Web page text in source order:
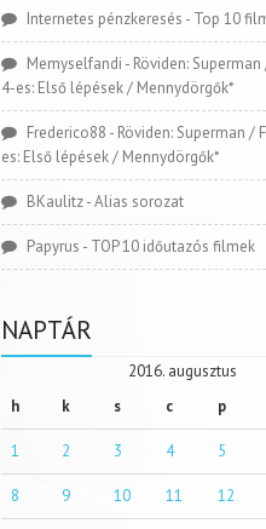
Internetes pénzkeresés - Top 10
Memyselfandi - Röviden:
4-es: Első lépések / Mennydörgők*
Frederico88 - Röviden: Superman /
es: Első lépések / Mennydörgők*
BKaulitz-Alias sorozat
Papyrus - TOP 10 időutazós filmek
NAPTÁR
2016. augusztus
h
k s c p
1 2 3 4 5
8 9 10 11 12